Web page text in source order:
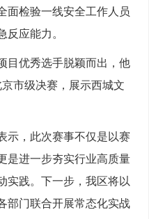
面检验一线安全工作人员
反应能力。
优秀选手脱颖而出，他
市级决赛，展示西城文
，此次赛事不仅是以赛
是进一步夯实行业高质量
实践。下一步，我区将以
部门联合开展常态化实战